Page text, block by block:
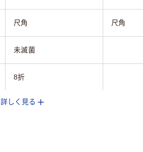
尺角 尺角
未滅菌
8折
30cm×30cm
詳しく見る